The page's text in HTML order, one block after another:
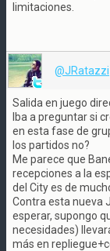
limitaciones.
@JRatazzi
Salida en juego
Iba a preguntar si
en esta fase de
los partidos no?
Me parece que
recepciones a la
del City es de
Contra esta nueva
esperar, supongo
necesidades)
más en